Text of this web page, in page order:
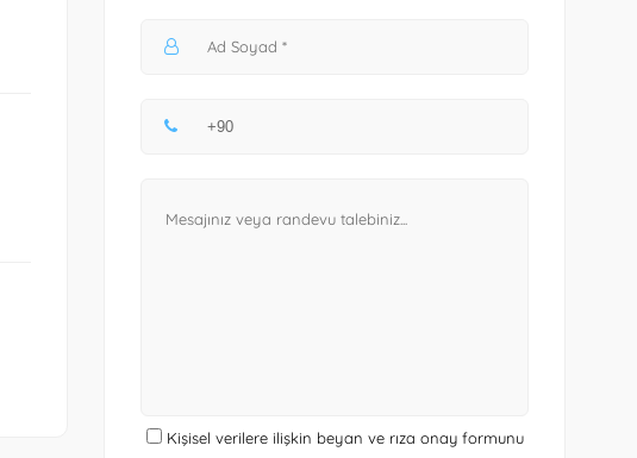
Kişisel verilere ilişkin beyan ve rıza onay formunu